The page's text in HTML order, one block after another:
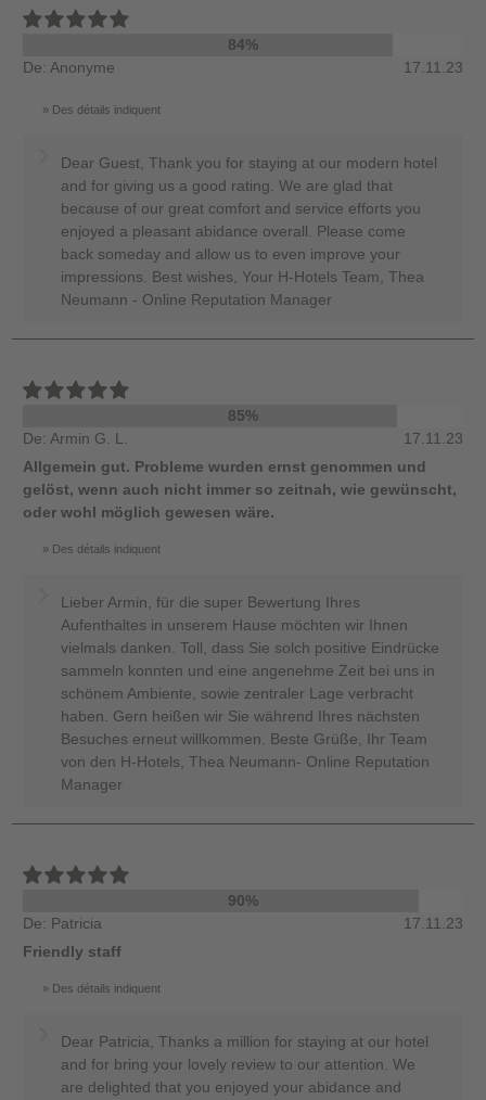
84%
De: Anonyme
17.11.23
Des détails indiquent
Dear Guest, Thank you for staying at our modern hotel
and for giving us a good rating. We are glad that
because of our great comfort and service efforts you
enjoyed a pleasant abidance overall. Please come
back someday and allow us to even improve your
impressions. Best wishes, Your H-Hotels Team, Thea
Neumann - Online Reputation Manager
85%
De: Armin G. L.
17.11.23
Allgemein gut. Probleme wurden ernst genommen und
gelöst, wenn auch nicht immer so zeitnah, wie gewünscht,
oder wohl möglich gewesen wäre.
Des détails indiquent
Lieber Armin, für die super Bewertung Ihres
Aufenthaltes in unserem Hause möchten wir Ihnen
vielmals danken. Toll, dass Sie solch positive Eindrücke
sammeln konnten und eine angenehme Zeit bei uns in
schönem Ambiente, sowie zentraler Lage verbracht
haben. Gern heißen wir Sie während Ihres nächsten
Besuches erneut willkommen. Beste Grüße, Ihr Team
von den H-Hotels, Thea Neumann- Online Reputation
Manager
90%
De: Patricia
17.11.23
Friendly staff
Des détails indiquent
Dear Patricia, Thanks a million for staying at our hotel
and for bring your lovely review to our attention. We
are delighted that you enjoyed your abidance and